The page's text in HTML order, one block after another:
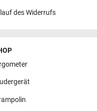
des Widerrufs